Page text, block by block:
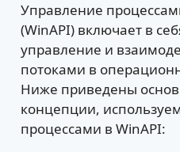
Управление
(WinAPI) включает в
управление и
потоками в
Ниже приведены
концепции,
процессами в WinAPI: